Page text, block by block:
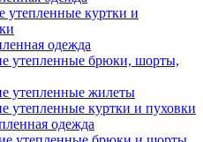
утепленные куртки и
одежда
утепленные брюки, шорты,
утепленные жилеты
утепленные куртки и пуховки
одежда